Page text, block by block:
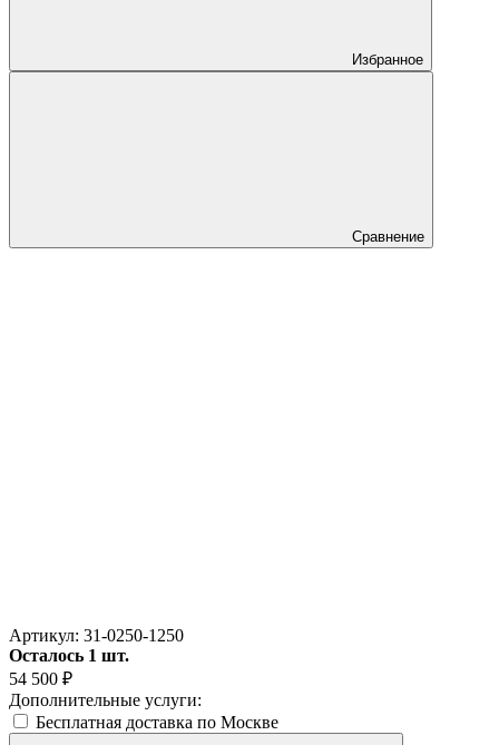
Избранное
Сравнение
Артикул: 31-0250-1250
Осталось 1 шт.
54 500 ₽
Дополнительные услуги:
Бесплатная доставка по Москве